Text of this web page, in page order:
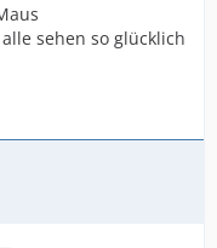
sehen so glücklich